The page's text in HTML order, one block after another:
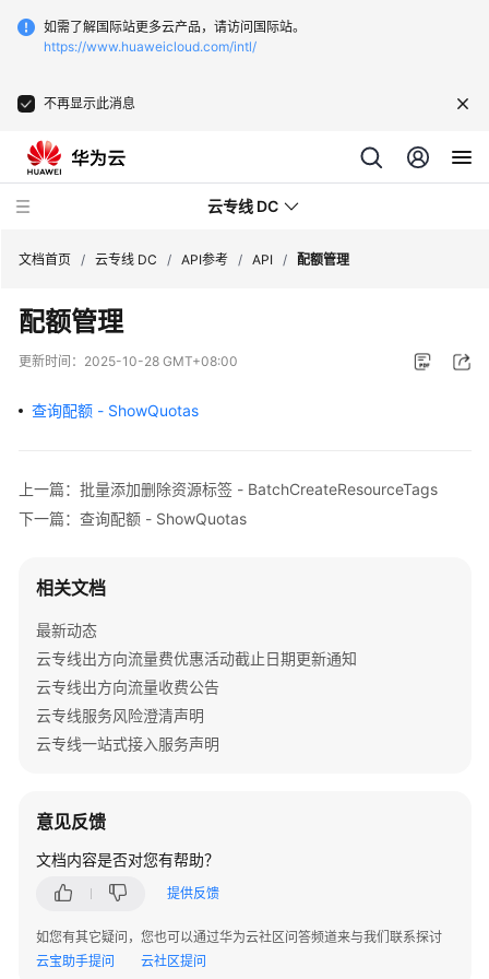
如需了解国际站更多云产品，请访问国际站。
https://www.huaweicloud.com/intl/
不再显示此消息
云专线 DC
最
新
态
公
告
品
介
计
费
说
快
入
用
户
文档首页 / 云专线 DC / API参考 / API / 配额管理
配额管理
更新时间： 2025-10-28 GMT+08:00
查询配额 - ShowQuotas
上一篇：批量添加删除资源标签 - BatchCreateResourceTags
下一篇：查询配额 - ShowQuotas
相关文档
最新动态
云专线出方向流量费优惠活动截止日期更新通知
云专线出方向流量收费公告
云专线服务风险澄清声明
云专线一站式接入服务声明
意见反馈
文档内容是否对您有帮助？
提供反馈
如您有其它疑问，您也可以通过华为云社区问答频道来与我们联系探讨
云宝助手提问
云社区提问